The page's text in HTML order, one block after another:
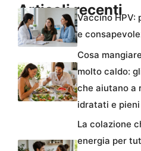
Articoli recenti
Vaccino HPV:
e
Cosa
molto caldo:
che aiutano a
idratati e
La colazione
energia per